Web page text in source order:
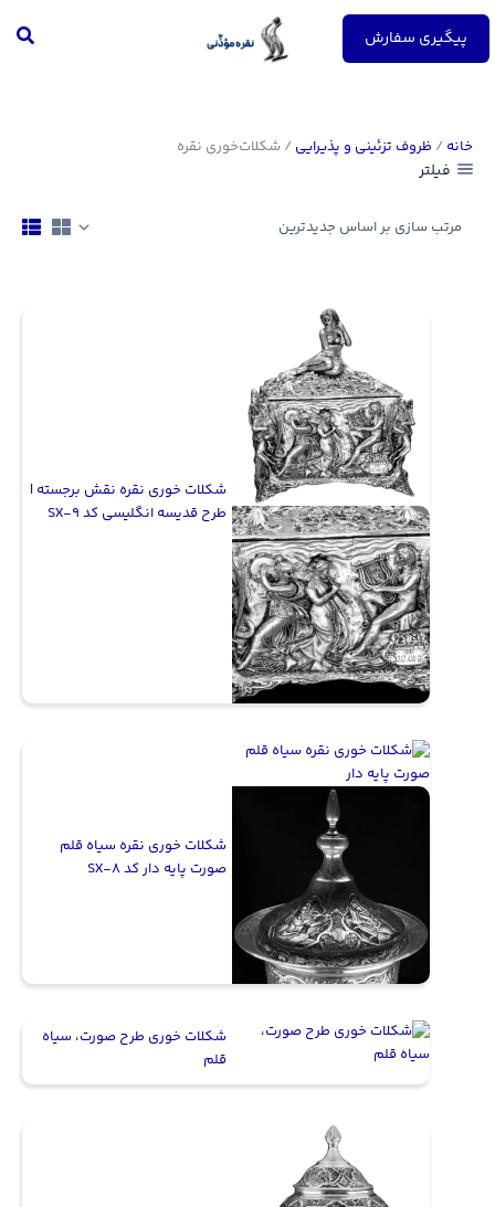
پرش
محتوا
پیگیری سفارش
خانه / ظروف تزئینی و پذیرایی / شکلات‌خوری نقره
فیلتر
شکلات خوری نقره نقش برجسته |
طرح قدیسه انگلیسی کد SX-9
شکلات خوری نقره سیاه قلم
صورت پایه دار کد SX-8
شکلات خوری طرح صورت، سیاه
قلم